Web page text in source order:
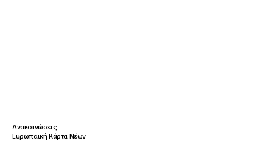
Ανακοινώσεις
Ευρωπαϊκή Κάρτα Νέων